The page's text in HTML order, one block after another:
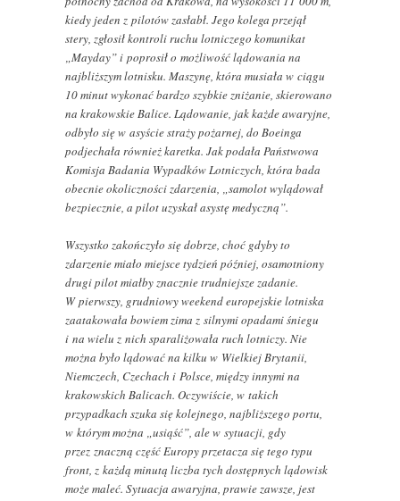
kiedy jeden z pilotów zasłabł. Jego kolega przejął
stery, zgłosił kontroli ruchu lotniczego komunikat
„Mayday” i poprosił o możliwość lądowania na
najbliższym lotnisku. Maszynę, która musiała w ciągu
10 minut wykonać bardzo szybkie zniżanie, skierowano
na krakowskie Balice. Lądowanie, jak każde awaryjne,
odbyło się w asyście straży pożarnej, do Boeinga
podjechała również karetka. Jak podała Państwowa
Komisja Badania Wypadków Lotniczych, która bada
obecnie okoliczności zdarzenia, „samolot wylądował
bezpiecznie, a pilot uzyskał asystę medyczną”.
Wszystko zakończyło się dobrze, choć gdyby to
zdarzenie miało miejsce tydzień później, osamotniony
drugi pilot miałby znacznie trudniejsze zadanie.
W pierwszy, grudniowy weekend europejskie lotniska
zaatakowała bowiem zima z silnymi opadami śniegu
i na wielu z nich sparaliżowała ruch lotniczy. Nie
można było lądować na kilku w Wielkiej Brytanii,
Niemczech, Czechach i Polsce, między innymi na
krakowskich Balicach. Oczywiście, w takich
przypadkach szuka się kolejnego, najbliższego portu,
w którym można „usiąść”, ale w sytuacji, gdy
przez znaczną część Europy przetacza się tego typu
front, z każdą minutą liczba tych dostępnych lądowisk
może maleć. Sytuacja awaryjna, prawie zawsze, jest